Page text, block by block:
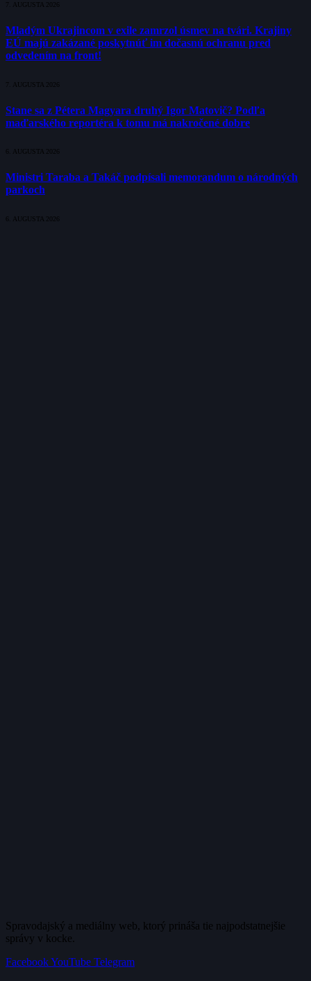
7. AUGUSTA 2026
Mladým Ukrajincom v exile zamrzol úsmev na tvári. Krajiny
EÚ majú zakázané poskytnúť im dočasnú ochranu pred
odvedením na front!
7. AUGUSTA 2026
Stane sa z Pétera Magyara druhý Igor Matovič? Podľa
maďarského reportéra k tomu má nakročené dobre
6. AUGUSTA 2026
Ministri Taraba a Takáč podpísali memorandum o národných
parkoch
6. AUGUSTA 2026
Spravodajský a mediálny web, ktorý prináša tie najpodstatnejšie
správy v kocke.
FacebookYouTube Telegram